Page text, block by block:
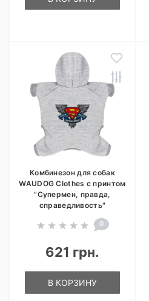
Комбинезон для собак
WAUDOG Clothes с принтом
"Супермен, правда,
справедливость"
0
621 грн.
В КОРЗИНУ